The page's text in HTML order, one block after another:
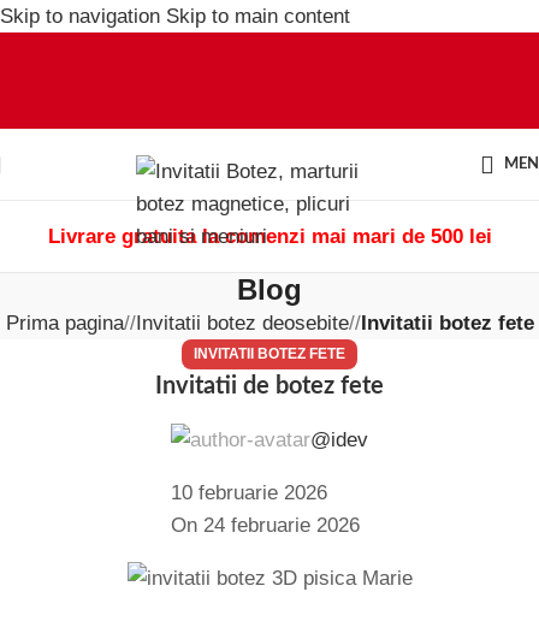
Skip to navigation Skip to main content
Livrare gratuita la comenzi mai mari de 500 lei
Blog
Prima pagina/ Invitatii botez deosebite/ Invitatii botez fete
INVITATII BOTEZ FETE
Invitatii de botez fete
@idev
10 februarie 2026
On 24 februarie 2026